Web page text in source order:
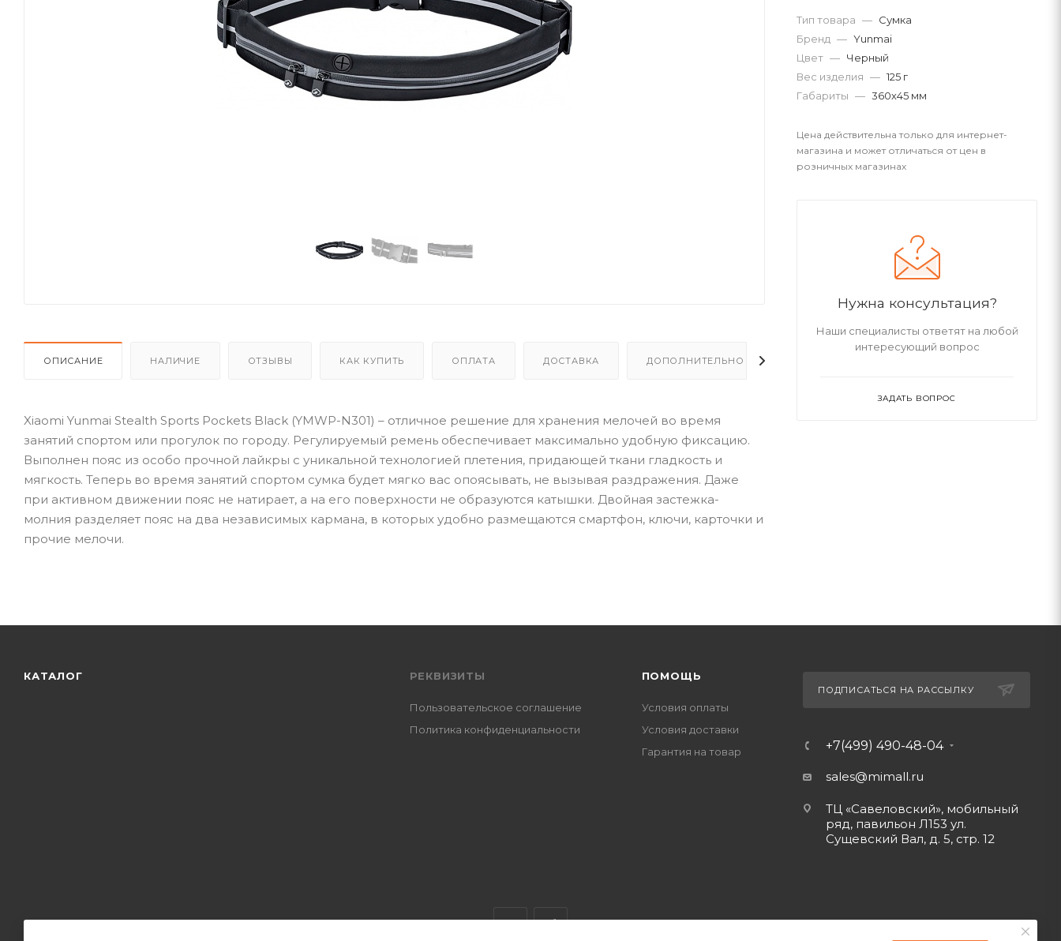
ОПИСАНИЕ НАЛИЧИЕ ОТЗЫВЫ КАК КУПИТЬ ОПЛАТА ДОСТАВКА ДОПОЛНИТЕЛЬНО
Xiaomi Yunmai Stealth Sports Pockets Black (YMWP-N301) – отличное решение для хранения мелочей во время
занятий спортом или прогулок по городу. Регулируемый ремень обеспечивает максимально удобную фиксацию.
Выполнен пояс из особо прочной лайкры с уникальной технологией плетения, придающей ткани гладкость и
мягкость. Теперь во время занятий спортом сумка будет мягко вас опоясывать, не вызывая раздражения. Даже
при активном движении пояс не натирает, а на его поверхности не образуются катышки. Двойная застежка-
молния разделяет пояс на два независимых кармана, в которых удобно размещаются смартфон, ключи, карточки и
прочие мелочи.
Тип товара — Сумка
Бренд — Yunmai
Цвет — Черный
Вес изделия — 125 г
Габариты — 360х45 мм
Цена действительна только для интернет-
магазина и может отличаться от цен в
розничных магазинах
Нужна консультация?
Наши специалисты ответят на любой
интересующий вопрос
ЗАДАТЬ ВОПРОС
КАТАЛОГ РЕКВИЗИТЫ
Пользовательское соглашение
Политика конфиденциальности
ПОМОЩЬ
Условия оплаты
Условия доставки
Гарантия на товар
ПОДПИСАТЬСЯ НА РАССЫЛКУ
+7(499) 490-48-04
sales@mimall.ru
ТЦ «Савеловский», мобильный
ряд, павильон Л153 ул.
Сущевский Вал, д. 5, стр. 12